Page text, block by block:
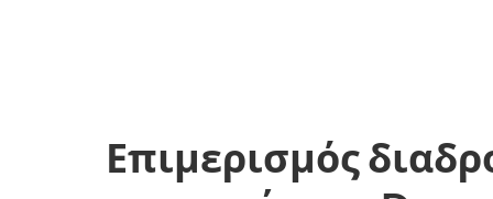
Επιμερισμός